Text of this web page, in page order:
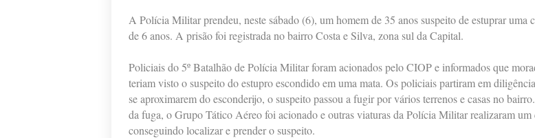
A Polícia Militar prendeu, neste sábado (6), um homem de 35 anos suspeito de estuprar uma
de 6 anos. A prisão foi registrada no bairro Costa e Silva, zona sul da Capital.
Policiais do 5º Batalhão de Polícia Militar foram acionados pelo CIOP e informados que
teriam visto o suspeito do estupro escondido em uma mata. Os policiais partiram em
se aproximarem do esconderijo, o suspeito passou a fugir por vários terrenos e casas no
da fuga, o Grupo Tático Aéreo foi acionado e outras viaturas da Polícia Militar realizaram um
conseguindo localizar e prender o suspeito.